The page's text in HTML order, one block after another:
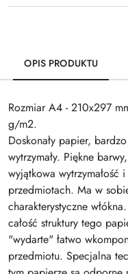
OPIS PRODUKTU
Rozmiar A4 - 210x297
g/m2.
Doskonały papier,
wytrzymały. Piękne
wyjątkowa wytrzymałość
przedmiotach. Ma w
charakterystyczne
całość struktury tego
"wydarte" łatwo
przedmiotu. Specjalna